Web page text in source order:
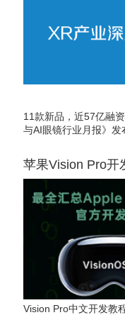
11款新品，近57亿融
与AI眼镜行业月报》发
苹果Vision Pro开
Vision Pro中文开发教